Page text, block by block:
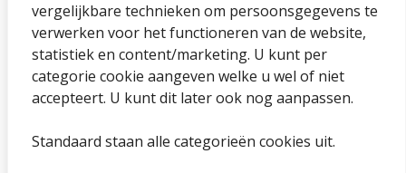
vergelijkbare technieken om persoonsgegevens te
verwerken voor het functioneren van de website,
statistiek en content/marketing. U kunt per
categorie cookie aangeven welke u wel of niet
accepteert. U kunt dit later ook nog aanpassen.
Standaard staan alle categorieën cookies uit.
Sitemap
Privacybeleid en cookies
Cookies wijzigen